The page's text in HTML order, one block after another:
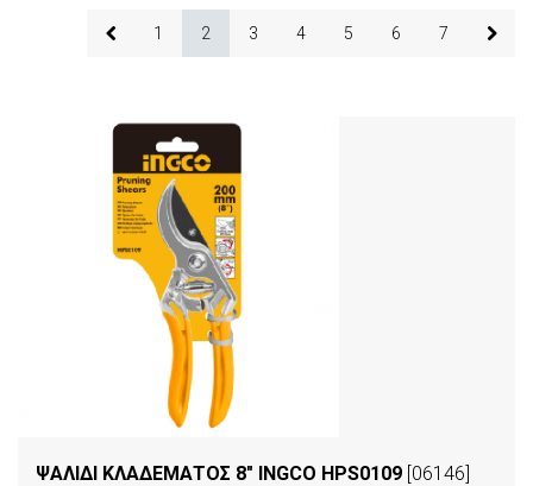
1 2 3 4 5 6 7
ΨΑΛΙΔΙ ΚΛΑΔΕΜΑΤΟΣ 8" INGCO HPS0109 [06146]